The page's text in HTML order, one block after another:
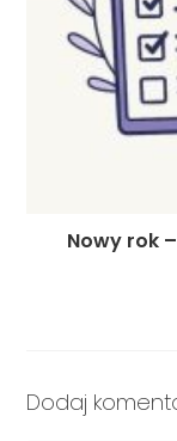
Nowy rok
Dodaj